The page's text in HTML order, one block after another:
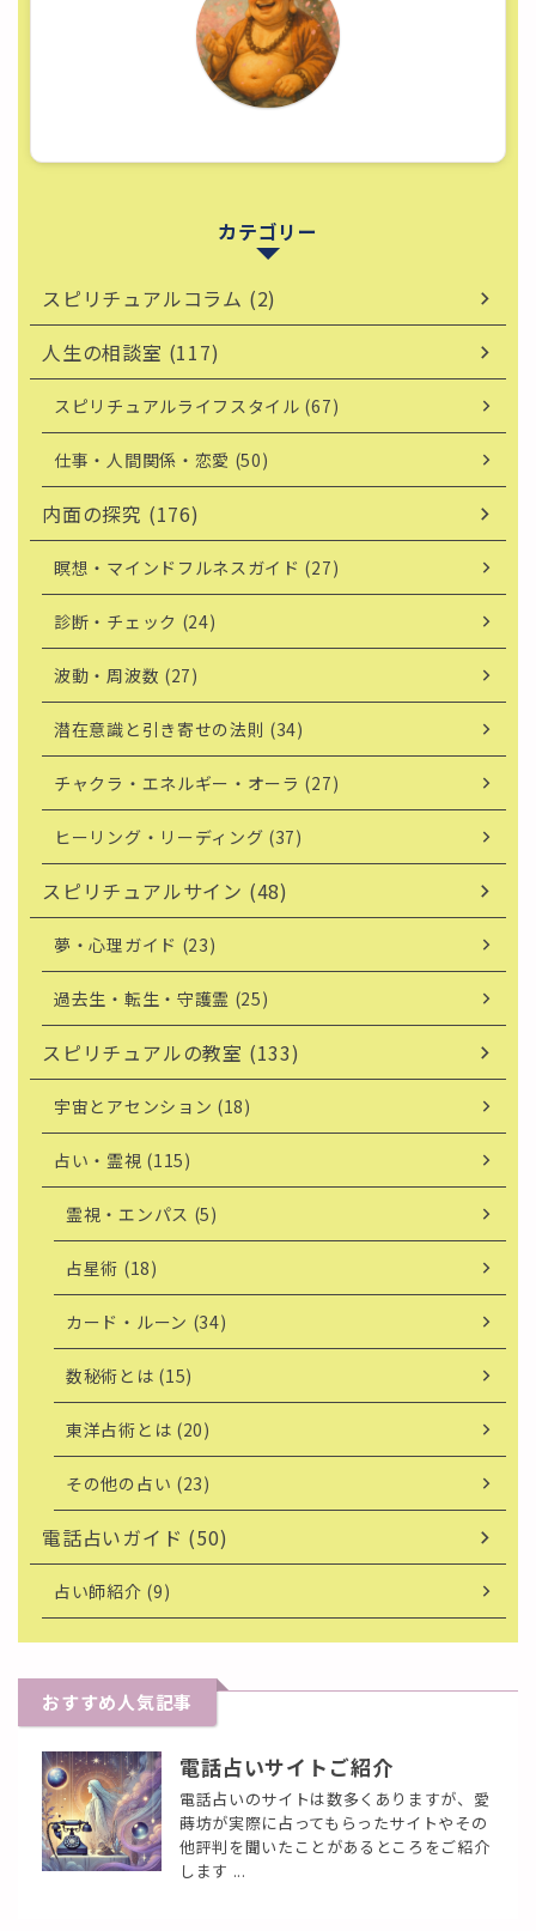
カテゴリー
スピリチュアルコラム (2)
人生の相談室 (117)
スピリチュアルライフスタイル (67)
仕事・人間関係・恋愛 (50)
内面の探究 (176)
瞑想・マインドフルネスガイド (27)
診断・チェック (24)
波動・周波数 (27)
潜在意識と引き寄せの法則 (34)
チャクラ・エネルギー・オーラ (27)
ヒーリング・リーディング (37)
スピリチュアルサイン (48)
夢・心理ガイド (23)
過去生・転生・守護霊 (25)
スピリチュアルの教室 (133)
宇宙とアセンション (18)
占い・霊視 (115)
霊視・エンパス (5)
占星術 (18)
カード・ルーン (34)
数秘術とは (15)
東洋占術とは (20)
その他の占い (23)
電話占いガイド (50)
占い師紹介 (9)
おすすめ人気記事
電話占いサイトご紹介
電話占いのサイトは数多くありますが、愛
蒔坊が実際に占ってもらったサイトやその
他評判を聞いたことがあるところをご紹介
します ...